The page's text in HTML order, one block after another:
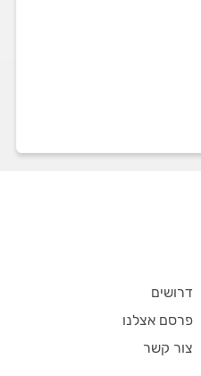
דרושים
פרסם אצלנו
צור קשר